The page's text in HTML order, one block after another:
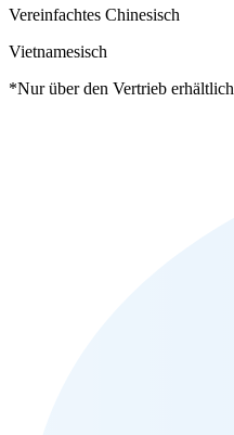
Vereinfachtes Chinesisch
Vietnamesisch
*Nur über den Vertrieb erhältlich